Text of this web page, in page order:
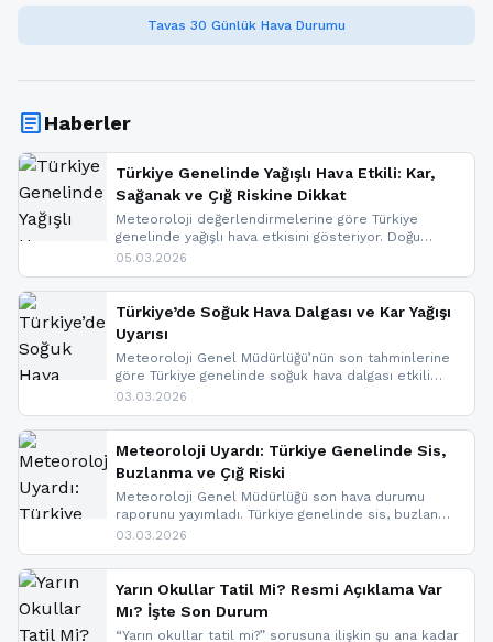
Tavas 30 Günlük Hava Durumu
articleHaberler
Türkiye Genelinde Yağışlı Hava Etkili: Kar,
Sağanak ve Çığ Riskine Dikkat
Meteoroloji değerlendirmelerine göre Türkiye
genelinde yağışlı hava etkisini gösteriyor. Doğu
bölgelerinde kar yağışı beklenirken Marmara ve
ise çığ tehlikesi bulunuyor. İç kesimlerde sis ve pus
nedeniyle görüş mesafesinde azalma
yaşanabileceği belirtiliyor.
05.03.2026
Türkiye’de Soğuk Hava Dalgası ve Kar Yağışı
Uyarısı
Meteoroloji Genel Müdürlüğü’nün son tahminlerine
göre Türkiye genelinde soğuk hava dalgası etkili
oluyor. Birçok il için kar yağışı ve buzlanma uyarısı
03.03.2026
Meteoroloji Uyardı: Türkiye Genelinde Sis,
Buzlanma ve Çığ Riski
Meteoroloji Genel Müdürlüğü son hava durumu
raporunu yayımladı. Türkiye genelinde sis, buzlanma
ve don beklenirken Doğu Anadolu ve Doğu
yapıldı. İşte son dakika meteoroloji gelişmeleri.
03.03.2026
Yarın Okullar Tatil Mi? Resmi Açıklama Var
Mı? İşte Son Durum
“Yarın okullar tatil mi?” sorusuna ilişkin şu ana kadar